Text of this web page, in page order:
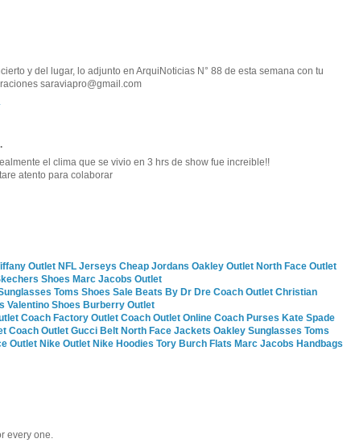
y del lugar, lo adjunto en ArquiNoticias N° 88 de esta semana con tu
saraviapro@gmail.com
el clima que se vivio en 3 hrs de show fue increible!!
atento para colaborar
Outlet NFL Jerseys Cheap Jordans Oakley Outlet North Face Outlet
Shoes Marc Jacobs Outlet
Toms Shoes Sale Beats By Dr Dre Coach Outlet Christian
Valentino Shoes Burberry Outlet
Coach Factory Outlet Coach Outlet Online Coach Purses Kate Spade
Coach Outlet Gucci Belt North Face Jackets Oakley Sunglasses Toms
Outlet Nike Outlet Nike Hoodies Tory Burch Flats Marc Jacobs Handbags
every one.